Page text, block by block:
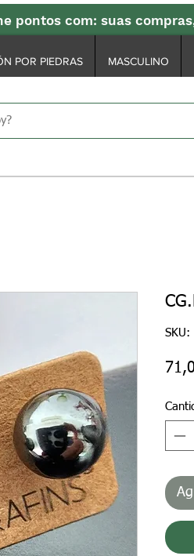
pontos com: suas
POR PIEDRAS MASCULINO
SKU: